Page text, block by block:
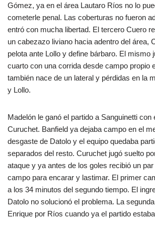
Gómez, ya en el área Lautaro Ríos no lo
cometerle penal. Las coberturas no fueron
entró con mucha libertad. El tercero Cuero
un cabezazo liviano hacia adentro del área,
pelota ante Lollo y define bárbaro. El mismo
cuarto con una corrida desde campo propio
también nace de un lateral y pérdidas en la
y Lollo.
Madelón le ganó el partido a Sanguinetti con
Curuchet. Banfield ya dejaba campo en el
desgaste de Datolo y el equipo quedaba
separados del resto. Curuchet jugó suelto
ataque y ya antes de los goles recibió un
campo para encarar y lastimar. El primer
a los 34 minutos del segundo tiempo. El
Datolo no solucionó el problema. La
Enrique por Ríos cuando ya el partido